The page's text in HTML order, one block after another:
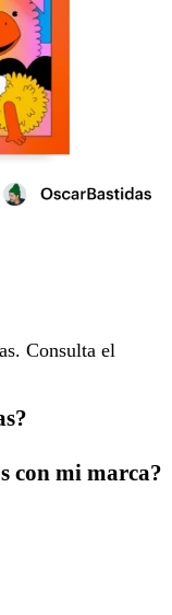
Consulta el
con mi marca?